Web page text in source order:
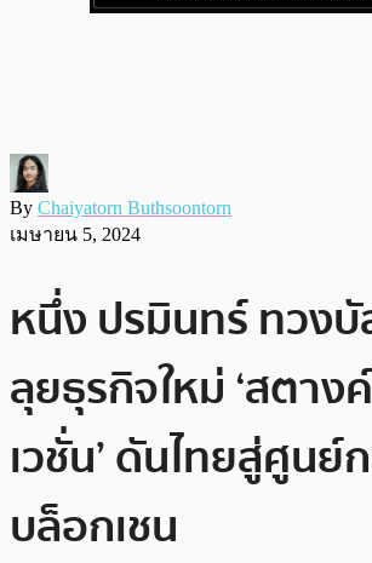
By Chaiyatorn Buthsoontorn
เมษายน 5, 2024
หนึ่ง ปรมินทร์ ทวง
ลุยธุรกิจใหม่ ‘สตาง
เวชั่น’ ดันไทยสู่ศูนย์
บล็อกเชน